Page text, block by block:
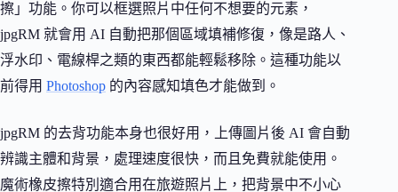
擦」功能。你可以框選照片中任何不想要的元素，
jpgRM 就會用 AI 自動把那個區域填補修復，像是路人、
浮水印、電線桿之類的東西都能輕鬆移除。這種功能以
前得用 Photoshop 的內容感知填色才能做到。
jpgRM 的去背功能本身也很好用，上傳圖片後 AI 會自動
辨識主體和背景，處理速度很快，而且免費就能使用。
魔術橡皮擦特別適合用在旅遊照片上，把背景中不小心